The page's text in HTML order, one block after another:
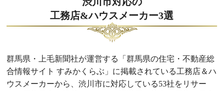
工務店&ハウスメーカー3選
群馬県・上毛新聞社が運営する「群馬県の住宅・不動産総
合情報サイト すみかくらぶ」に掲載されている工務店＆ハ
ウスメーカーから、渋川市に対応している53社をリサー